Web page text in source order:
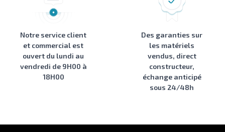
Notre service client
et commercial est
ouvert du lundi au
vendredi de 9H00 à
18H00
Des garanties sur
les matériels
vendus, direct
constructeur,
échange anticipé
sous 24/48h